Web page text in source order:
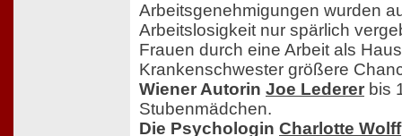
Arbeitsgenehmigungen wurden
Arbeitslosigkeit nur spärlich
Frauen durch eine Arbeit als
Krankenschwester größere
Wiener Autorin Joe Lederer bis
Stubenmädchen.
Die Psychologin Charlotte Wolff